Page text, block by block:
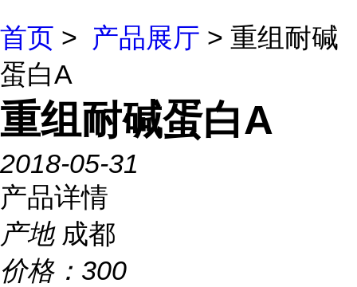
首页 > 产品展厅 > 重组耐碱
蛋白A
重组耐碱蛋白A
2018-05-31
产品详情
产地 成都
价格： 300